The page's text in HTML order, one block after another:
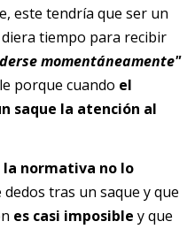
este tendría que ser un
tiempo para recibir
momentáneamente"
porque cuando el
saque la atención al
la normativa no lo
tras un saque y que
es casi imposible y que